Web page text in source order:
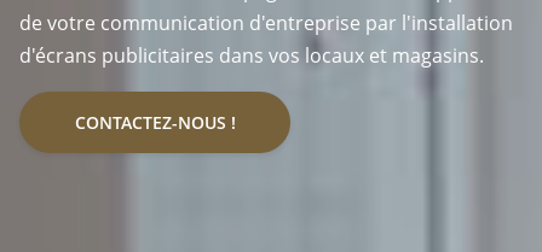
de votre communication d'entreprise par l'installation
d'écrans publicitaires dans vos locaux et magasins.
CONTACTEZ-NOUS !